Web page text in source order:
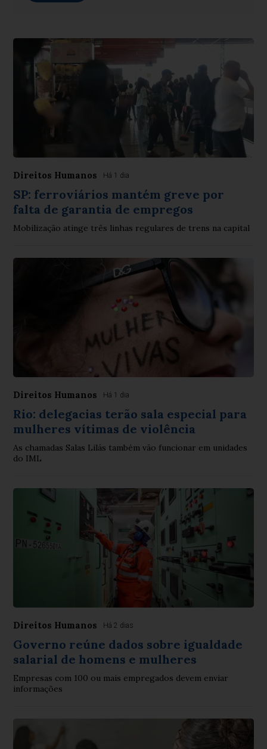
Direitos Humanos Há 1 dia
SP: ferroviários mantém greve por
falta de garantia de empregos
Mobilização atinge três linhas regulares de trens na capital
Direitos Humanos Há 1 dia
Rio: delegacias terão sala especial para
mulheres vítimas de violência
As chamadas Salas Lilás também vão funcionar em unidades
do IML
Direitos Humanos Há 2 dias
Governo reúne dados sobre igualdade
salarial de homens e mulheres
Empresas com 100 ou mais empregados devem enviar
informações